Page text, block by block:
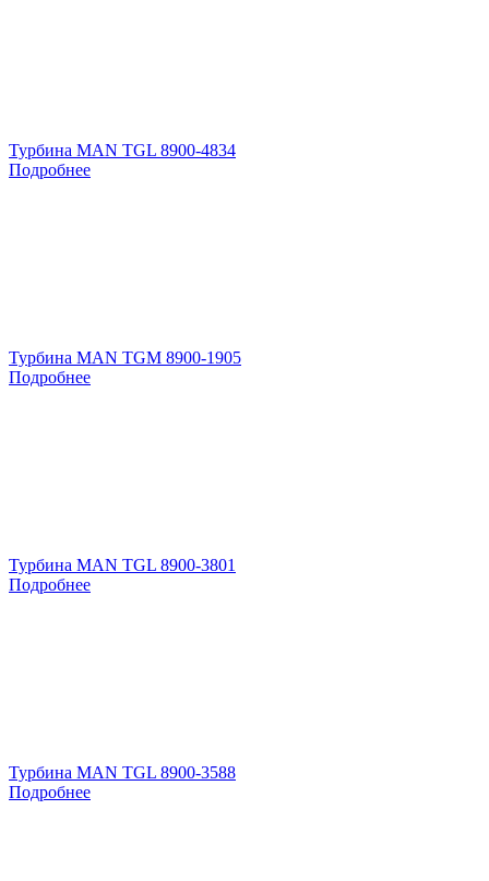
Турбина MAN TGL 8900-4834
Подробнее
Турбина MAN TGM 8900-1905
Подробнее
Турбина MAN TGL 8900-3801
Подробнее
Турбина MAN TGL 8900-3588
Подробнее